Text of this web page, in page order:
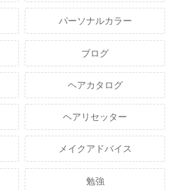
パーソナルカラー
ブログ
ヘアカタログ
ヘアリセッター
メイクアドバイス
勉強